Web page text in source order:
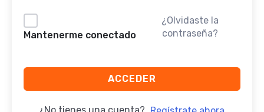
Mantenerme conectado
¿Olvidaste la
contraseña?
ACCEDER